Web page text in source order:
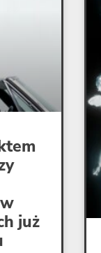
już